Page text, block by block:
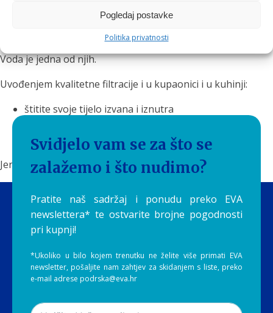
Pogledaj postavke
Politika privatnosti
velika razlika
Zdravlje često počinje od sitnica koje koristimo svaki dan.
Voda je jedna od njih.
Uvođenjem kvalitetne filtracije i u kupaonici i u kuhinji:
štitite svoje tijelo izvana i iznutra
stvarate dugoročne zdrave navike
Jer kada je voda čista i život postaje kvalitetniji.
Svidjelo vam se za što se
zalažemo i što nudimo?
Pratite naš sadržaj i ponudu preko EVA
newslettera* te ostvarite brojne pogodnosti
pri kupnji!
*Ukoliko u bilo kojem trenutku ne želite više primati EVA
newsletter, pošaljite nam zahtjev za skidanjem s liste, preko
e-mail adrese podrska@eva.hr